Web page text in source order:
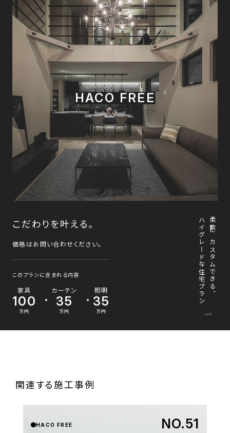
HACO FREE
こだわりを叶える。
価格はお問い合わせください。
このプランに含まれる内容
家具
100
万円
カーテン
35
万円
照明
35
万円
柔軟にカスタムできる、
ハイグレードな住宅プラン
関連する施工事例
HACO FREE NO.51